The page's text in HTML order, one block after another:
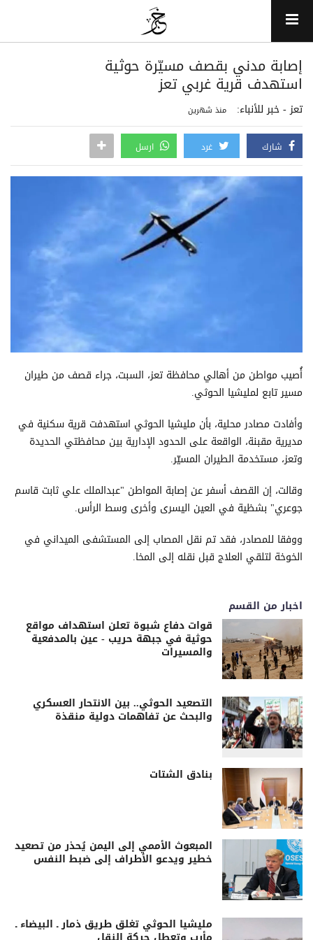
إصابة مدني بقصف مسيّرة حوثية
استهدف قرية غربي تعز
تعز - خبر للأنباء: منذ شهرين
شارك غرد ارسل
أُصيب مواطن من أهالي محافظة تعز، السبت، جراء قصف من طيران
مسير تابع لمليشيا الحوثي.
وأفادت مصادر محلية، بأن مليشيا الحوثي استهدفت قرية سكنية في
مديرية مقبنة، الواقعة على الحدود الإدارية بين محافظتي الحديدة
وتعز، مستخدمة الطيران المسيّر.
وقالت، إن القصف أسفر عن إصابة المواطن "عبدالملك علي ثابت قاسم
جوعري" بشظية في العين اليسرى وأخرى وسط الرأس.
ووفقا للمصادر، فقد تم نقل المصاب إلى المستشفى الميداني في
الخوخة لتلقي العلاج قبل نقله إلى المخا.
اخبار من القسم
قوات دفاع شبوة تعلن استهداف مواقع
حوثية في جبهة حريب - عين بالمدفعية
والمسيرات
التصعيد الحوثي.. بين الانتحار العسكري
والبحث عن تفاهمات دولية منقذة
بنادق الشتات
المبعوث الأممي إلى اليمن يُحذر من تصعيد
خطير ويدعو الأطراف إلى ضبط النفس
مليشيا الحوثي تغلق طريق ذمار ـ البيضاء ـ